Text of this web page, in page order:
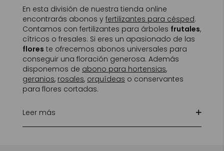
En esta división de nuestra tienda online
encontrarás abonos y fertilizantes para césped.
Contamos con fertilizantes para árboles frutales,
cítricos o fresales. Si eres un apasionado de las
flores te ofrecemos abonos universales para
conseguir una floración generosa. Además
disponemos de abono para hortensias,
geranios, rosales, orquídeas o conservantes
para flores cortadas.
Leer más